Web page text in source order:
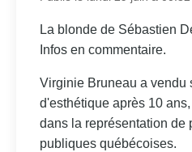
La blonde de Sébastien
Infos en commentaire.
Virginie Bruneau a vendu
d'esthétique après 10
dans la représentation de
publiques québécoises.